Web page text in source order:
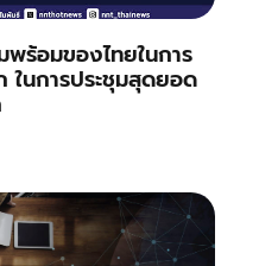
ร้อมของไทยในการ
ในการประชุมสุดยอด